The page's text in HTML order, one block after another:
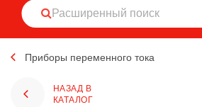
Приборы переменного тока
НАЗАД В
КАТАЛОГ